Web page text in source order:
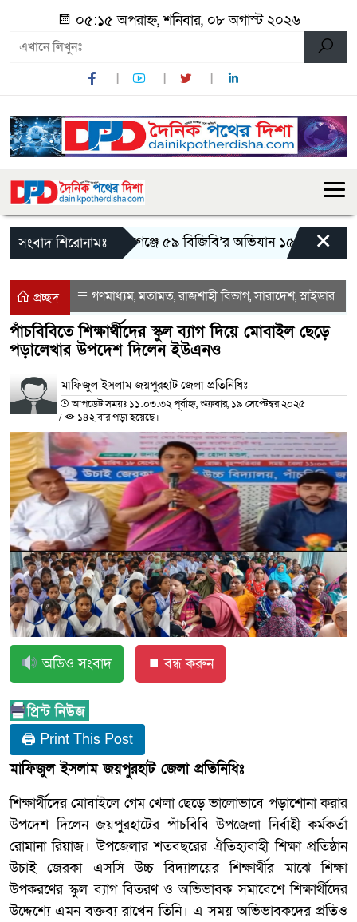
০৫:১৫ অপরাহ্ন, শনিবার, ০৮ অগাস্ট ২০২৬
সংবাদ শিরোনামঃশিবগঞ্জে ৫৯ বিজিবি’র অভিযান ১৫০ বোতল
×
প্রচ্ছদ গণমাধ্যম,মতামত,রাজশাহী বিভাগ,সারাদেশ,স্লাইডার
পাঁচবিবিতে শিক্ষার্থীদের স্কুল ব্যাগ দিয়ে মোবাইল ছেড়ে
পড়ালেখার উপদেশ দিলেন ইউএনও
মাফিজুল ইসলাম জয়পুরহাট জেলা প্রতিনিধিঃ
আপডেট সময়ঃ ১১:০৩:৩২ পূর্বাহ্ন, শুক্রবার, ১৯ সেপ্টেম্বর ২০২৫
/
১৪২ বার পড়া হয়েছে।
অডিও সংবাদ ⏹ বন্ধ করুন
🖨 Print This Post
মাফিজুল ইসলাম জয়পুরহাট জেলা প্রতিনিধিঃ
শিক্ষার্থীদের মোবাইলে গেম খেলা ছেড়ে ভালোভাবে পড়াশোনা করার
উপদেশ দিলেন জয়পুরহাটের পাঁচবিবি উপজেলা নির্বাহী কর্মকর্তা
রোমানা রিয়াজ। উপজেলার শতবছরের ঐতিহ্যবাহী শিক্ষা প্রতিষ্ঠান
উচাই জেরকা এসসি উচ্চ বিদ্যালয়ের শিক্ষার্থীর মাঝে শিক্ষা
উপকরণের স্কুল ব্যাগ বিতরণ ও অভিভাবক সমাবেশে শিক্ষার্থীদের
উদ্দেশ্যে এমন বক্তব্য রাখেন তিনি। এ সময় অভিভাবকদের প্রতিও